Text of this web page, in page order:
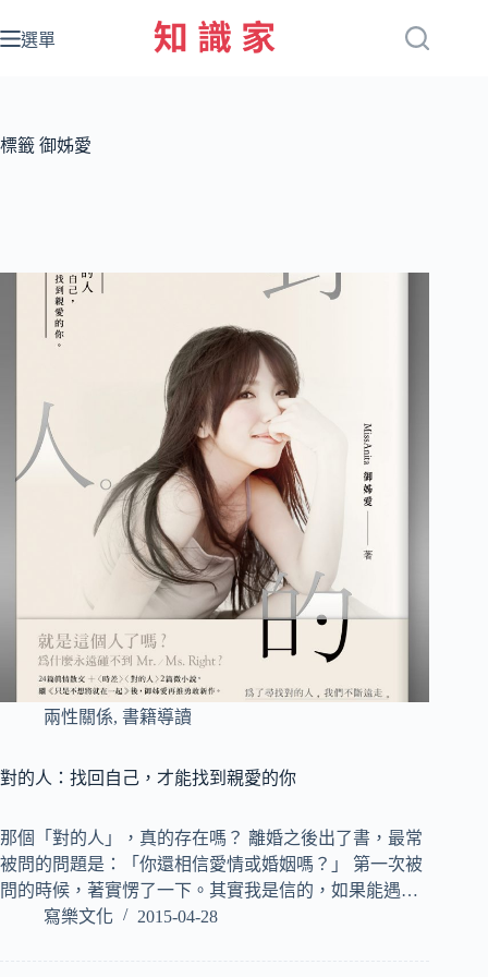
至
容
選單
標籤 御姊愛
兩性關係, 書籍導讀
對的人：找回自己，才能找到親愛的你
那個「對的人」，真的存在嗎？ 離婚之後出了書，最常
被問的問題是：「你還相信愛情或婚姻嗎？」 第一次被
問的時候，著實愣了一下。其實我是信的，如果能遇…
寫樂文化
2015-04-28